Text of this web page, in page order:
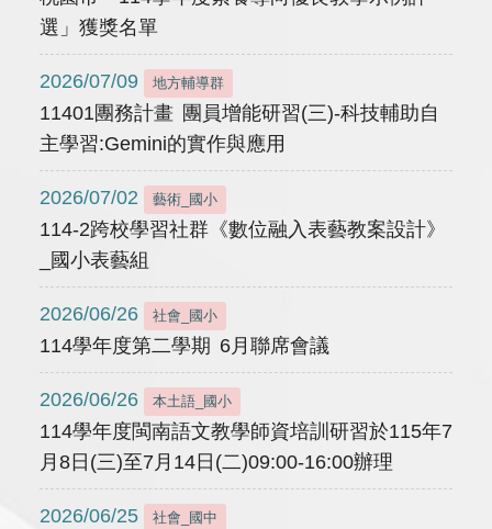
選」獲獎名單
2026/07/09 地方輔導群
11401團務計畫 團員增能研習(三)-科技輔助自
主學習:Gemini的實作與應用
2026/07/02 藝術_國小
114-2跨校學習社群《數位融入表藝教案設計》
_國小表藝組
2026/06/26 社會_國小
114學年度第二學期 6月聯席會議
2026/06/26 本土語_國小
114學年度閩南語文教學師資培訓研習於115年7
月8日(三)至7月14日(二)09:00-16:00辦理
2026/06/25 社會_國中